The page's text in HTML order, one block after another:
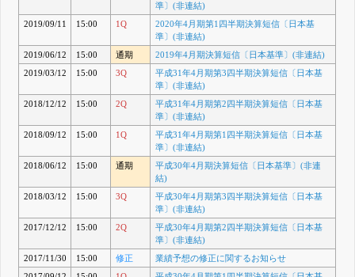
準〕(非連結)
2019/09/11
15:00 1Q
2020年4月期第1四半期決算短信〔日本基
準〕(非連結)
2019/06/12
15:00 通期
2019年4月期決算短信〔日本基準〕(非連結)
2019/03/12
15:00 3Q
平成31年4月期第3四半期決算短信〔日本基
準〕(非連結)
2018/12/12
15:00 2Q
平成31年4月期第2四半期決算短信〔日本基
準〕(非連結)
2018/09/12
15:00 1Q
平成31年4月期第1四半期決算短信〔日本基
準〕(非連結)
2018/06/12
15:00 通期
平成30年4月期決算短信〔日本基準〕(非連
結)
2018/03/12
15:00 3Q
平成30年4月期第3四半期決算短信〔日本基
準〕(非連結)
2017/12/12
15:00 2Q
平成30年4月期第2四半期決算短信〔日本基
準〕(非連結)
2017/11/30
15:00 修正
業績予想の修正に関するお知らせ